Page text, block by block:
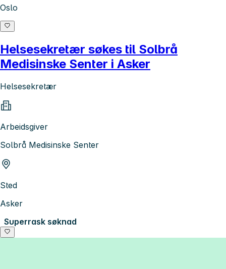
Oslo
Helsesekretær søkes til Solbrå
Medisinske Senter i Asker
Helsesekretær
Arbeidsgiver
Solbrå Medisinske Senter
Sted
Asker
Superrask søknad